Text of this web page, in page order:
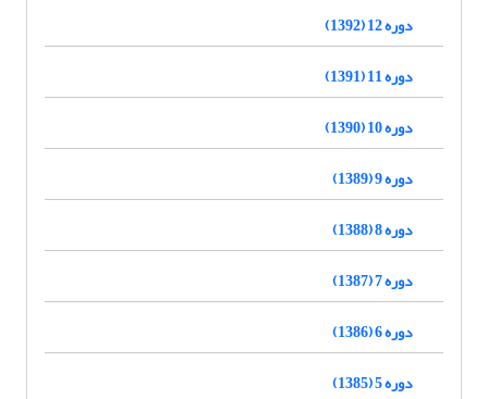
دوره 12 (1392)
دوره 11 (1391)
دوره 10 (1390)
دوره 9 (1389)
دوره 8 (1388)
دوره 7 (1387)
دوره 6 (1386)
دوره 5 (1385)